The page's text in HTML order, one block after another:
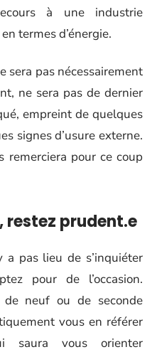
à une industrie
termes d’énergie.
sera pas nécessairement
ne sera pas de dernier
empreint de quelques
signes d’usure externe.
remerciera pour ce coup
restez prudent.e
a pas lieu de s’inquiéter
pour de l’occasion.
de neuf ou de seconde
vous en référer
saura vous orienter